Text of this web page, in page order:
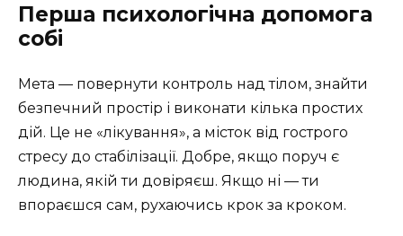
Перша психологічна допомога
собі
Мета — повернути контроль над тілом, знайти
безпечний простір і виконати кілька простих
дій. Це не «лікування», а місток від гострого
стресу до стабілізації. Добре, якщо поруч є
людина, якій ти довіряєш. Якщо ні — ти
впораєшся сам, рухаючись крок за кроком.